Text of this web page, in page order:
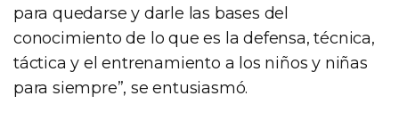
para quedarse y darle las bases del
conocimiento de lo que es la defensa, técnica,
táctica y el entrenamiento a los niños y niñas
para siempre”, se entusiasmó.